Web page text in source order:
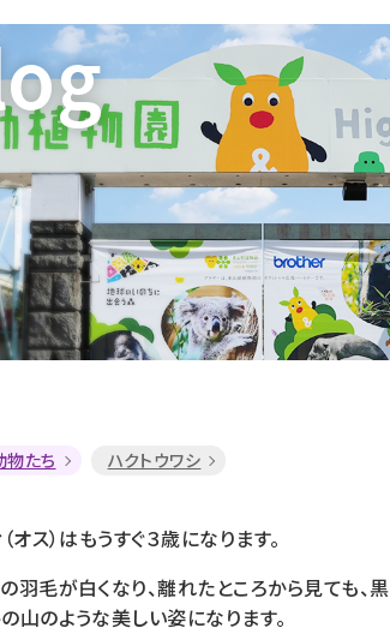
たち ハクトウワシ
ス）はもうすぐ３歳になります。
毛が白くなり、離れたところから見ても、
山のような美しい姿になります。